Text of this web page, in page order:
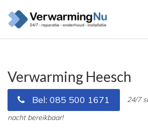
Verwarming Heesch
Bel: 085 500 1671
24/7
nacht bereikbaar!